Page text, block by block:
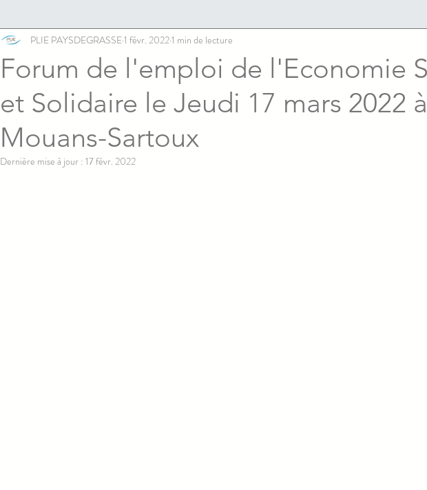
emploi
Forum de l'emploi de l'Economie
et Solidaire le Jeudi 17 mars 2022 à
Mouans-Sartoux
PLIE PAYSDEGRASSE1 févr. 20221 min de lecture
Dernière mise à jour : 17 févr. 2022